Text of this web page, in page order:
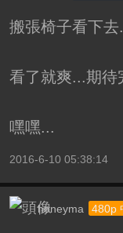
搬張椅子看下
看了就爽...期待
嘿嘿...
2016-6-10 05:38:14
honeyma 480p